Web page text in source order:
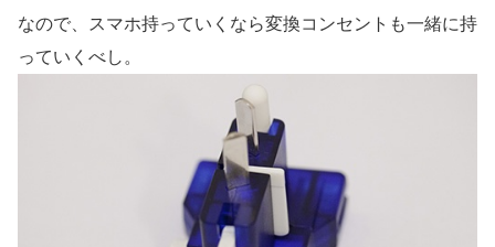
なので、スマホ持っていくなら変換コンセントも一緒に持
っていくべし。